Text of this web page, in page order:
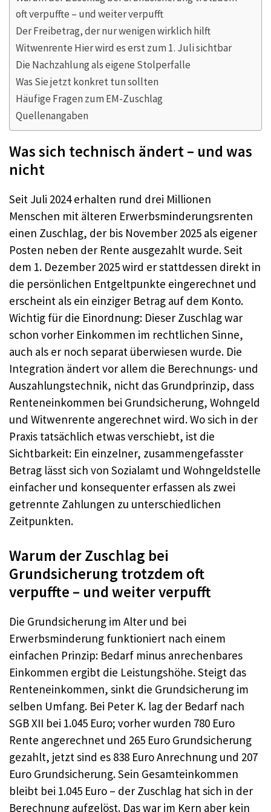
oft verpuffte – und weiter verpufft
Der Freibetrag, der nur wenigen wirklich hilft
Witwenrente Hier wird es erst zum 1. Juli sichtbar
Die Nachzahlung als eigene Stolperfalle
Was Sie jetzt konkret tun sollten
Häufige Fragen zum EM-Zuschlag
Quellenangaben
Was sich technisch ändert – und was
nicht
Seit Juli 2024 erhalten rund drei Millionen
Menschen mit älteren Erwerbsminderungsrenten
einen Zuschlag, der bis November 2025 als eigener
Posten neben der Rente ausgezahlt wurde. Seit
dem 1. Dezember 2025 wird er stattdessen direkt in
die persönlichen Entgeltpunkte eingerechnet und
erscheint als ein einziger Betrag auf dem Konto.
Wichtig für die Einordnung: Dieser Zuschlag war
schon vorher Einkommen im rechtlichen Sinne,
auch als er noch separat überwiesen wurde. Die
Integration ändert vor allem die Berechnungs- und
Auszahlungstechnik, nicht das Grundprinzip, dass
Renteneinkommen bei Grundsicherung, Wohngeld
und Witwenrente angerechnet wird. Wo sich in der
Praxis tatsächlich etwas verschiebt, ist die
Sichtbarkeit: Ein einzelner, zusammengefasster
Betrag lässt sich von Sozialamt und Wohngeldstelle
einfacher und konsequenter erfassen als zwei
getrennte Zahlungen zu unterschiedlichen
Zeitpunkten.
Warum der Zuschlag bei
Grundsicherung trotzdem oft
verpuffte – und weiter verpufft
Die Grundsicherung im Alter und bei
Erwerbsminderung funktioniert nach einem
einfachen Prinzip: Bedarf minus anrechenbares
Einkommen ergibt die Leistungshöhe. Steigt das
Renteneinkommen, sinkt die Grundsicherung im
selben Umfang. Bei Peter K. lag der Bedarf nach
SGB XII bei 1.045 Euro; vorher wurden 780 Euro
Rente angerechnet und 265 Euro Grundsicherung
gezahlt, jetzt sind es 838 Euro Anrechnung und 207
Euro Grundsicherung. Sein Gesamteinkommen
bleibt bei 1.045 Euro – der Zuschlag hat sich in der
Berechnung aufgelöst. Das war im Kern aber kein